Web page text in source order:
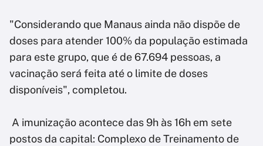
"Considerando que Manaus ainda não dispõe de
doses para atender 100% da população estimada
para este grupo, que é de 67.694 pessoas, a
vacinação será feita até o limite de doses
disponíveis", completou.
A imunização acontece das 9h às 16h em sete
postos da capital: Complexo de Treinamento de